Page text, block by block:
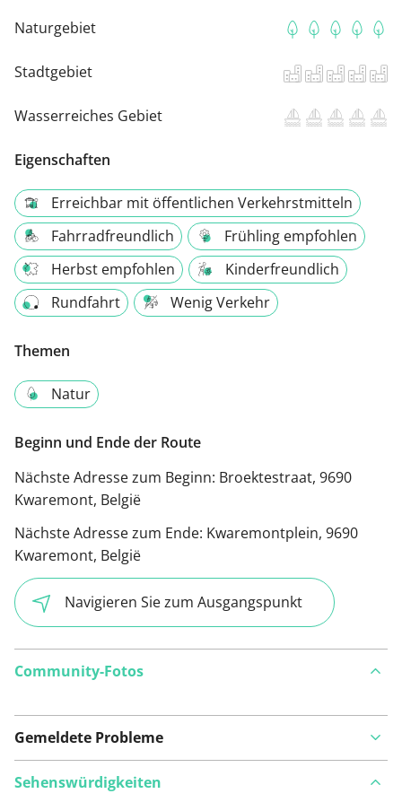
Naturgebiet
Stadtgebiet
Wasserreiches Gebiet
Eigenschaften
Erreichbar mit öffentlichen Verkehrstmitteln
Fahrradfreundlich
Frühling empfohlen
Herbst empfohlen
Kinderfreundlich
Rundfahrt
Wenig Verkehr
Themen
Natur
Beginn und Ende der Route
Nächste Adresse zum Beginn: Broektestraat, 9690
Kwaremont, België
Nächste Adresse zum Ende: Kwaremontplein, 9690
Kwaremont, België
Navigieren Sie zum Ausgangspunkt
Community-Fotos
Gemeldete Probleme
Sehenswürdigkeiten